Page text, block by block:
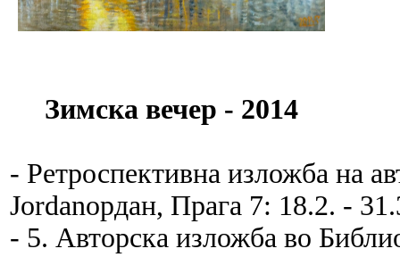
Зимска вечер - 2014
- Ретроспективна изложба на
Jordanордан, Прага 7: 18.2. -
- 5. Авторска изложба во